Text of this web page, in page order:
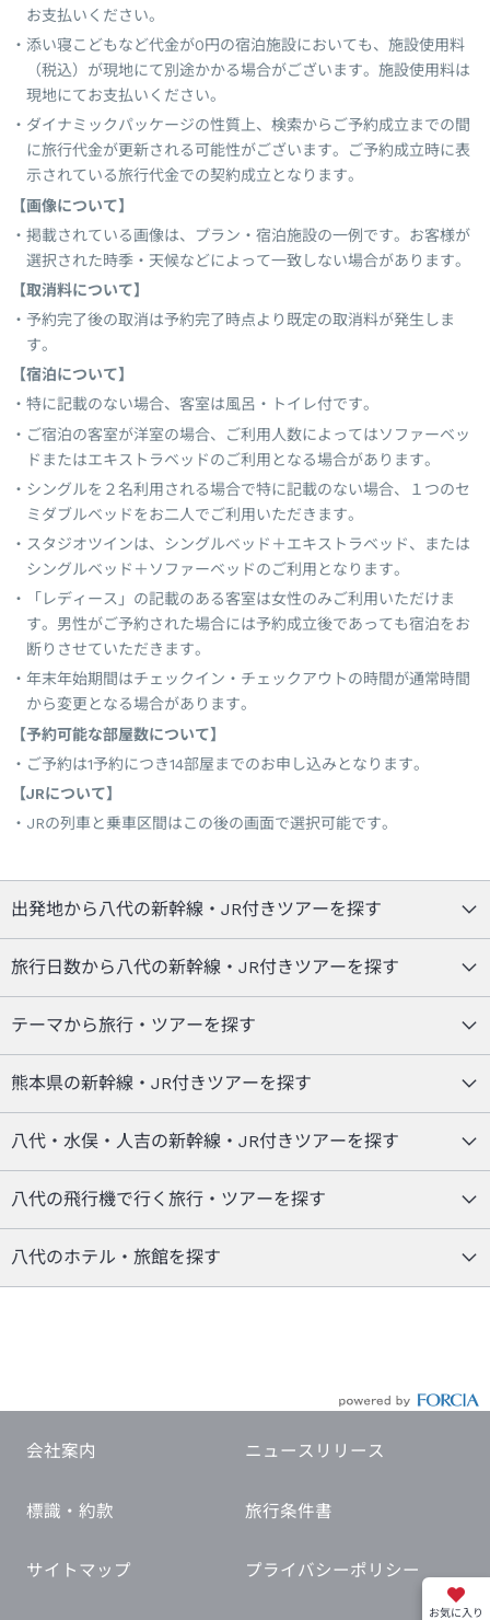
お支払いください。
添い寝こどもなど代金が0円の宿泊施設においても、施設使用料
（税込）が現地にて別途かかる場合がございます。施設使用料は
現地にてお支払いください。
ダイナミックパッケージの性質上、検索からご予約成立までの間
に旅行代金が更新される可能性がございます。ご予約成立時に表
示されている旅行代金での契約成立となります。
【画像について】
掲載されている画像は、プラン・宿泊施設の一例です。お客様が
選択された時季・天候などによって一致しない場合があります。
【取消料について】
予約完了後の取消は予約完了時点より既定の取消料が発生しま
す。
【宿泊について】
特に記載のない場合、客室は風呂・トイレ付です。
ご宿泊の客室が洋室の場合、ご利用人数によってはソファーベッ
ドまたはエキストラベッドのご利用となる場合があります。
シングルを２名利用される場合で特に記載のない場合、１つのセ
ミダブルベッドをお二人でご利用いただきます。
スタジオツインは、シングルベッド＋エキストラベッド、または
シングルベッド＋ソファーベッドのご利用となります。
「レディース」の記載のある客室は女性のみご利用いただけま
す。男性がご予約された場合には予約成立後であっても宿泊をお
断りさせていただきます。
年末年始期間はチェックイン・チェックアウトの時間が通常時間
から変更となる場合があります。
【予約可能な部屋数について】
ご予約は1予約につき14部屋までのお申し込みとなります。
【JRについて】
JRの列車と乗車区間はこの後の画面で選択可能です。
お気に入り
出発地から八代の新幹線・JR付きツアーを探す
旅行日数から八代の新幹線・JR付きツアーを探す
テーマから旅行・ツアーを探す
熊本県の新幹線・JR付きツアーを探す
八代・水俣・人吉の新幹線・JR付きツアーを探す
八代の飛行機で行く旅行・ツアーを探す
八代のホテル・旅館を探す
会社案内 ニュースリリース
標識・約款 旅行条件書
サイトマップ プライバシーポリシー